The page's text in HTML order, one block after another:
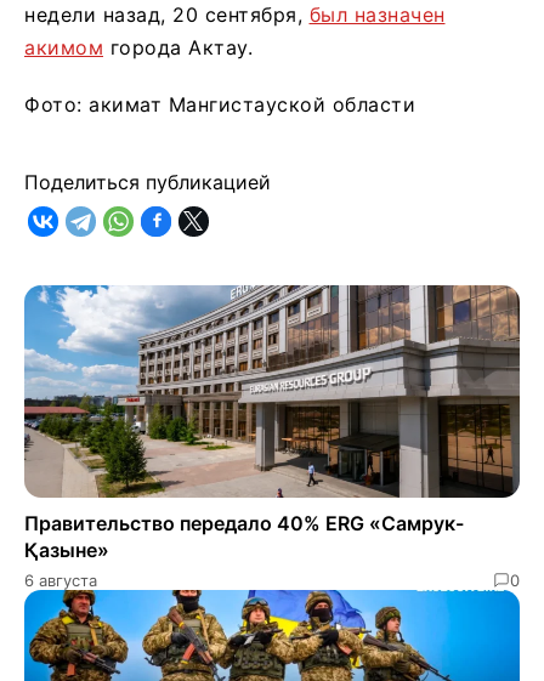
недели назад, 20 сентября, был назначен
акимом города Актау.
Фото: акимат Мангистауской области
Поделиться публикацией
Правительство передало 40% ERG «Самрук-
Қазыне»
6 августа 0